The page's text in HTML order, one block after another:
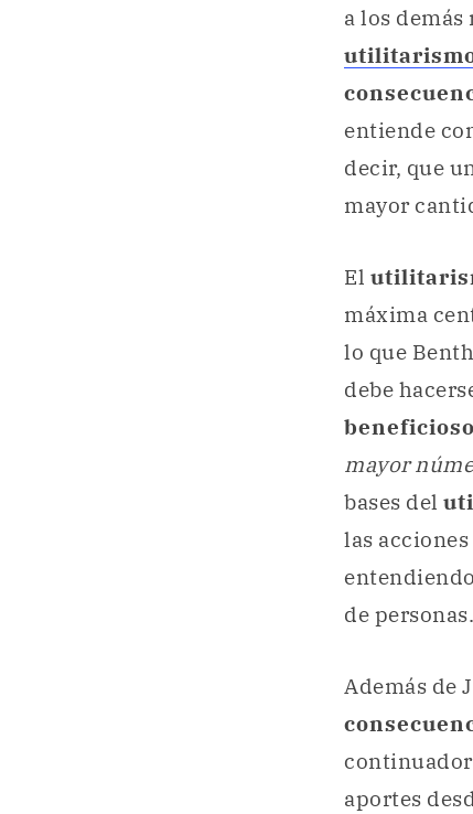
a los
entiende
decir, que
mayor
El
máxima
lo que
debe
beneficioso
mayor
bases del
las
de personas.
Además de
aportes